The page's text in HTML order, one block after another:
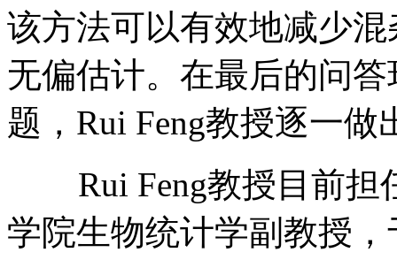
该方法可以有效地减少
无偏估计。在最后的问
题，Rui Feng教授逐一做
Rui Feng教授目前担
学院生物统计学副教授